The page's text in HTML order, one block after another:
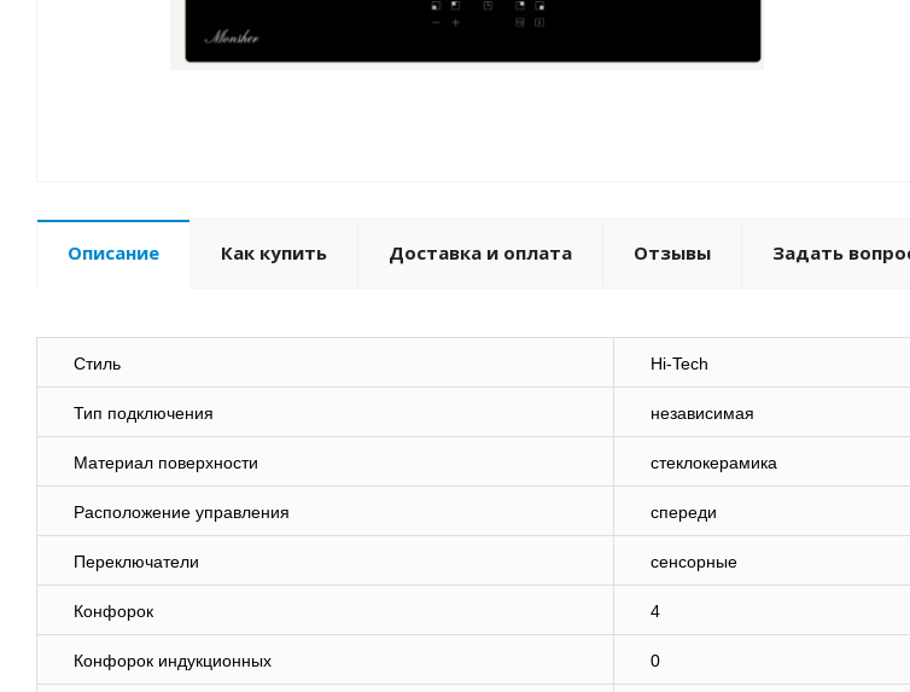
Описание Как купить Доставка и оплата Отзывы Задать
Стиль Hi-Tech
Тип подключения независимая
Материал поверхности стеклокерамика
Расположение управления спереди
Переключатели сенсорные
Конфорок 4
Конфорок индукционных 0